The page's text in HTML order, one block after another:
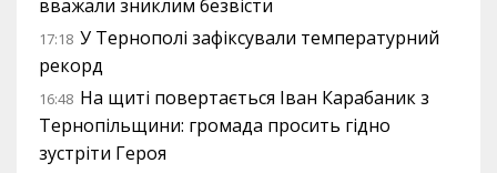
вважали зниклим безвісти
17:18 У Тернополі зафіксували температурний
рекорд
16:48 На щиті повертається Іван Карабаник з
Тернопільщини: громада просить гідно
зустріти Героя